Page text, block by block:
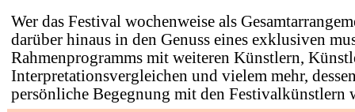
Wer das Festival wochenweise als
darüber hinaus in den Genuss eines exklusiven
Rahmenprogramms mit weiteren Künstlern,
Interpretationsvergleichen und vielem mehr,
persönliche Begegnung mit den Festivalkünstlern